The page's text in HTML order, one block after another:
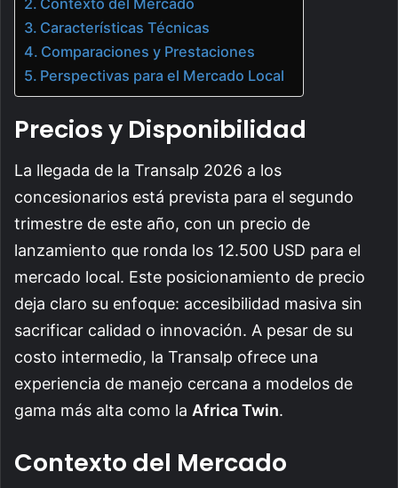
Características Técnicas
Comparaciones y Prestaciones
Perspectivas para el Mercado Local
Precios y Disponibilidad
La llegada de la Transalp 2026 a los
concesionarios está prevista para el segundo
trimestre de este año, con un precio de
lanzamiento que ronda los 12.500 USD para el
mercado local. Este posicionamiento de precio
deja claro su enfoque: accesibilidad masiva sin
sacrificar calidad o innovación. A pesar de su
costo intermedio, la Transalp ofrece una
experiencia de manejo cercana a modelos de
gama más alta como la Africa Twin.
Contexto del Mercado